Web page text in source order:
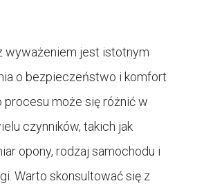
wyważeniem jest istotnym
o bezpieczeństwo i komfort
procesu może się różnić w
czynników, takich jak
opony, rodzaj samochodu i
Warto skonsultować się z